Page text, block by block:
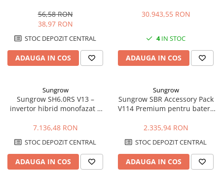
MiniFive
56,58 RON
38,97 RON
STOC DEPOZIT CENTRAL
ADAUGA IN COS
30.943,55 RON
4IN STOC
ADAUGA IN COS
Sungrow
Sungrow SH6.0RS V13 –
invertor hibrid monofazat 6
7.136,48 RON
STOC DEPOZIT CENTRAL
ADAUGA IN COS
Sungrow
Sungrow SBR Accessory Pack
V114 Premium pentru baterii
2.335,94 RON
STOC DEPOZIT CENTRAL
ADAUGA IN COS